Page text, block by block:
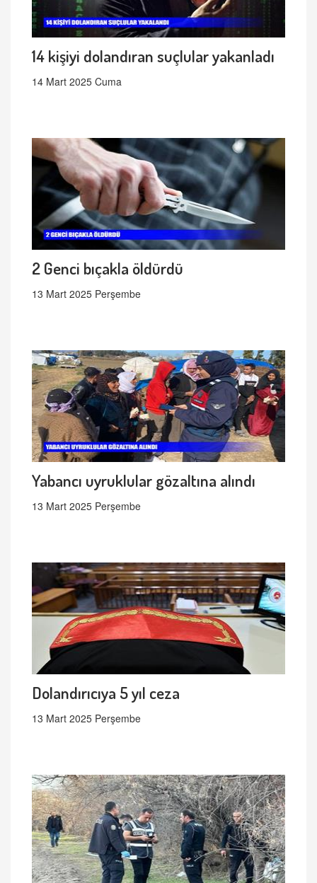
14 kişiyi dolandıran suçlular yakanladı
14 Mart 2025 Cuma
2 Genci bıçakla öldürdü
13 Mart 2025 Perşembe
Yabancı uyruklular gözaltına alındı
13 Mart 2025 Perşembe
Dolandırıcıya 5 yıl ceza
13 Mart 2025 Perşembe